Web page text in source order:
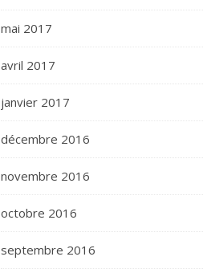
mai 2017
avril 2017
janvier 2017
décembre 2016
novembre 2016
octobre 2016
septembre 2016